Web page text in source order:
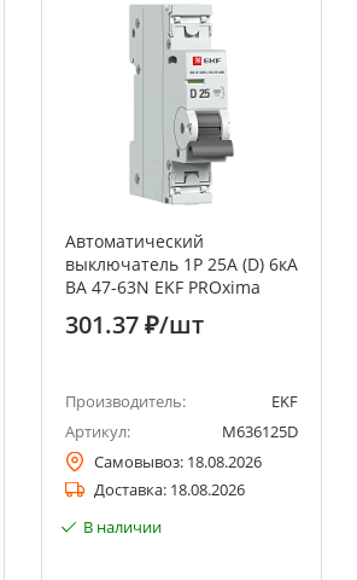
Автоматический
выключатель 1P 25А (D) 6кА
ВА 47-63N EKF PROxima
301.37 ₽/шт
Производитель:
EKF
Артикул:
M636125D
Самовывоз: 18.08.2026
Доставка: 18.08.2026
В наличии